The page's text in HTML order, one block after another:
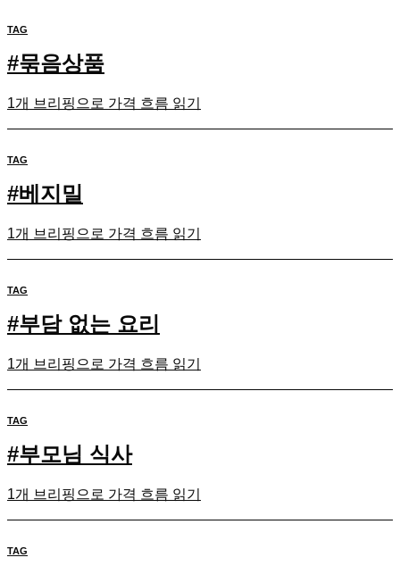
TAG
#묶음상품
1개 브리핑으로 가격 흐름 읽기
TAG
#베지밀
1개 브리핑으로 가격 흐름 읽기
TAG
#부담 없는 요리
1개 브리핑으로 가격 흐름 읽기
TAG
#부모님 식사
1개 브리핑으로 가격 흐름 읽기
TAG